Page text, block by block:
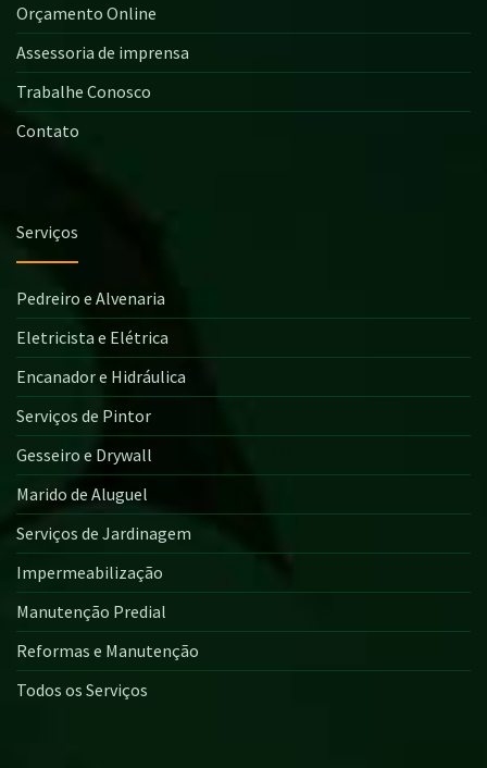
Orçamento Online
Assessoria de imprensa
Trabalhe Conosco
Contato
Serviços
Pedreiro e Alvenaria
Eletricista e Elétrica
Encanador e Hidráulica
Serviços de Pintor
Gesseiro e Drywall
Marido de Aluguel
Serviços de Jardinagem
Impermeabilização
Manutenção Predial
Reformas e Manutenção
Todos os Serviços